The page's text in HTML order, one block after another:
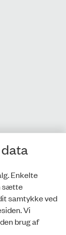
Enkelte
sætte
samtykke ved
Vi
brug af